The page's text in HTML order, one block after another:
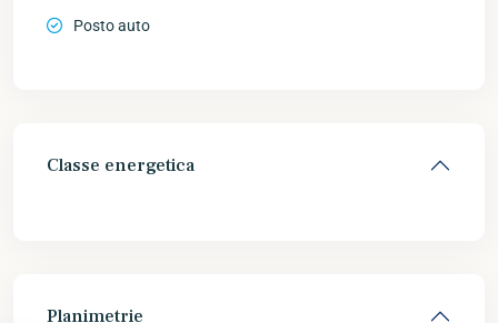
Posto auto
Classe energetica
Planimetrie